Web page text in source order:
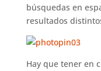
búsquedas en
resultados
Hay que tener en